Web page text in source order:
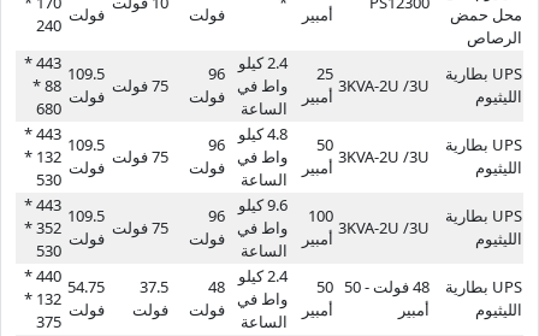
محل حمض
الرصاص
أمبير
فولت
فولت 240
UPS بطارية
الليثيوم
3KVA-2U /3U
25
أمبير
2.4 كيلو
واط في
الساعة
96
فولت
75 فولت
109.5
فولت
443 *
88 *
680
UPS بطارية
الليثيوم
3KVA-2U /3U
50
أمبير
4.8 كيلو
واط في
الساعة
96
فولت
75 فولت
109.5
فولت
443 *
132 *
530
UPS بطارية
الليثيوم
3KVA-2U /3U
100
أمبير
9.6 كيلو
واط في
الساعة
96
فولت
75 فولت
109.5
فولت
443 *
352 *
530
UPS بطارية
الليثيوم
48 فولت - 50
أمبير
50
أمبير
2.4 كيلو
واط في
الساعة
48
فولت
37.5
فولت
54.75
فولت
440 *
132 *
375